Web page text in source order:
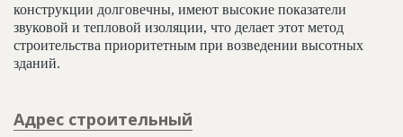
конструкции долговечны, имеют высокие показатели
звуковой и тепловой изоляции, что делает этот метод
строительства приоритетным при возведении высотных
зданий.
Адрес строительный